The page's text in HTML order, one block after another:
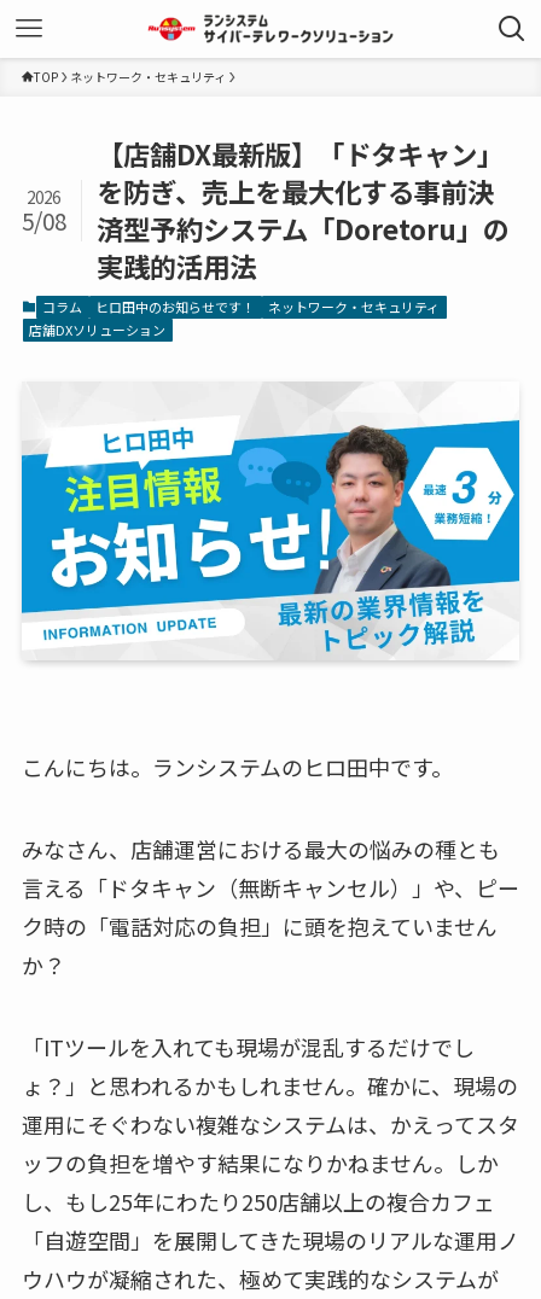
TOP ネットワーク・セキュリティ
【店舗DX最新版】「ドタキャン」
を防ぎ、売上を最大化する事前決
済型予約システム「Doretoru」の
実践的活用法
2026
5/08
コラム ヒロ田中のお知らせです！
ネットワーク・セキュリティ
店舗DXソリューション
こんにちは。ランシステムのヒロ田中です。
みなさん、店舗運営における最大の悩みの種とも
言える「ドタキャン（無断キャンセル）」や、ピー
ク時の「電話対応の負担」に頭を抱えていません
か？
「ITツールを入れても現場が混乱するだけでし
ょ？」と思われるかもしれません。確かに、現場の
運用にそぐわない複雑なシステムは、かえってスタ
ッフの負担を増やす結果になりかねません。しか
し、もし25年にわたり250店舗以上の複合カフェ
「自遊空間」を展開してきた現場のリアルな運用ノ
ウハウが凝縮された、極めて実践的なシステムが